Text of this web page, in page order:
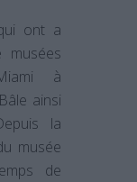
ont a
à
ainsi
la
musée
de